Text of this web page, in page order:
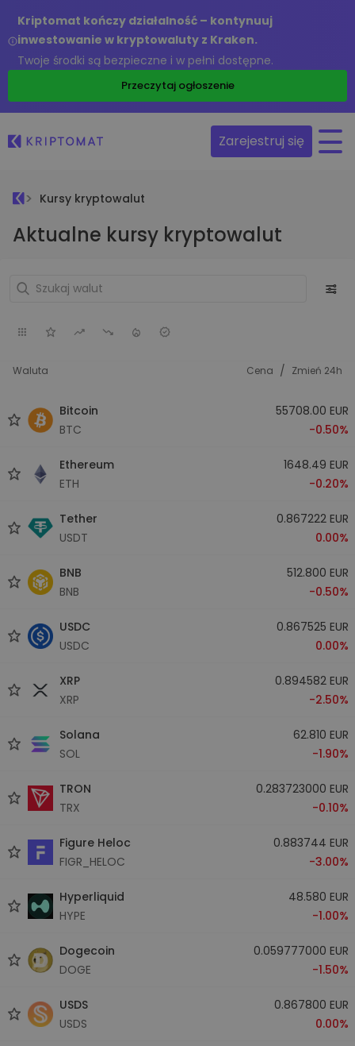
Kriptomat kończy działalność – kontynuuj
inwestowanie w kryptowaluty z Kraken.
Twoje środki są bezpieczne i w pełni dostępne.
Przeczytaj ogłoszenie
Zarejestruj się
Kursy kryptowalut
Aktualne kursy kryptowalut
Waluta Cena / Zmień 24h
Bitcoin
BTC
55708.00 EUR
-0.50%
Ethereum
ETH
1648.49 EUR
-0.20%
Tether
USDT
0.867222 EUR
0.00%
BNB
BNB
512.800 EUR
-0.50%
USDC
USDC
0.867525 EUR
0.00%
XRP
XRP
0.894582 EUR
-2.50%
Solana
SOL
62.810 EUR
-1.90%
TRON
TRX
0.283723000 EUR
-0.10%
Figure Heloc
FIGR_HELOC
0.883744 EUR
-3.00%
Hyperliquid
HYPE
48.580 EUR
-1.00%
Dogecoin
DOGE
0.059777000 EUR
-1.50%
USDS
USDS
0.867800 EUR
0.00%